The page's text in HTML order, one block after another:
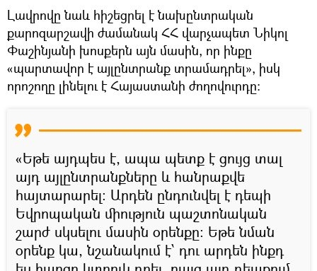
Լավրովը նաև հիշեցրել է նախընտրական
քարոզարշավի ժամանակ ՀՀ վարչապետ Նիկոլ
Փաշինյանի խոսքերն այն մասին, որ ինքը
«պարտավոր է այլընտրանք տրամադրել», իսկ
որոշողը լինելու է Հայաստանի ժողովուրդը։
«Եթե այդպես է, ապա պետք է ցույց տալ
այդ այլընտրանքները և հանրաքվե
հայտարարել։ Արդեն ընդունվել է դեպի
Եվրոպական միություն պաշտոնական
շարժ սկսելու մասին օրենքը։ Եթե նման
օրենք կա, նշանակում է՝ դու արդեն ինքդ